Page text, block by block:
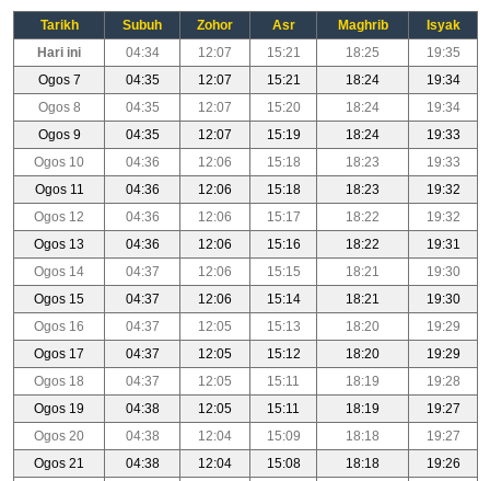
Tarikh Subuh Zohor Asr Maghrib
Isyak
Hari ini
04:34 12:07 15:21 18:25
19:35
Ogos 7
04:35 12:07 15:21 18:24
19:34
Ogos 8
04:35 12:07 15:20 18:24
19:34
Ogos 9
04:35 12:07 15:19 18:24
19:33
Ogos 10
04:36 12:06 15:18 18:23
19:33
Ogos 11
04:36 12:06 15:18 18:23
19:32
Ogos 12
04:36 12:06 15:17 18:22
19:32
Ogos 13
04:36 12:06 15:16 18:22
19:31
Ogos 14
04:37 12:06 15:15 18:21
19:30
Ogos 15
04:37 12:06 15:14 18:21
19:30
Ogos 16
04:37 12:05 15:13 18:20
19:29
Ogos 17
04:37 12:05 15:12 18:20
19:29
Ogos 18
04:37 12:05 15:11 18:19
19:28
Ogos 19
04:38 12:05 15:11 18:19
19:27
Ogos 20
04:38 12:04 15:09 18:18
19:27
Ogos 21
04:38 12:04 15:08 18:18
19:26